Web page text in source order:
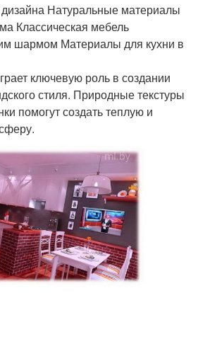
Натуральные материалы
Классическая мебель
шармом Материалы для кухни в
ключевую роль в создании
стиля. Природные текстуры
помогут создать теплую и